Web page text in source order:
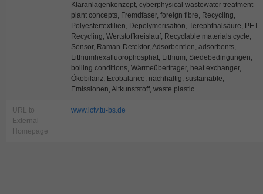
Kläranlagenkonzept, cyberphysical wastewater treatment
plant concepts, Fremdfaser, foreign fibre, Recycling,
Polyestertextilien, Depolymerisation, Terephthalsäure, PET-
Recycling, Wertstoffkreislauf, Recyclable materials cycle,
Sensor, Raman-Detektor, Adsorbentien, adsorbents,
Lithiumhexafluorophosphat, Lithium, Siedebedingungen,
boiling conditions, Wärmeübertrager, heat exchanger,
Ökobilanz, Ecobalance, nachhaltig, sustainable,
Emissionen, Altkunststoff, waste plastic
URL to
External
Homepage
www.ictv.tu-bs.de